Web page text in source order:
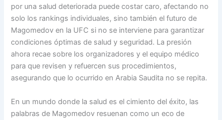
por una salud deteriorada puede costar caro, afectando no
solo los rankings individuales, sino también el futuro de
Magomedov en la UFC si no se interviene para garantizar
condiciones óptimas de salud y seguridad. La presión
ahora recae sobre los organizadores y el equipo médico
para que revisen y refuercen sus procedimientos,
asegurando que lo ocurrido en Arabia Saudita no se repita.
En un mundo donde la salud es el cimiento del éxito, las
palabras de Magomedov resuenan como un eco de